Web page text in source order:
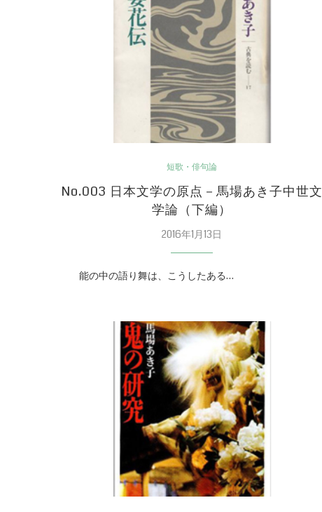
短歌・俳句論
No.003 日本文学の原点－馬場あき子中世文
学論（下編）
2016年1月13日
能の中の語り舞は、こうしたある…